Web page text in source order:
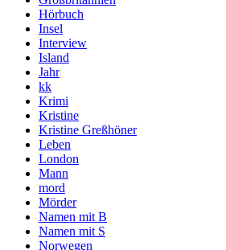
Hörbuch
Insel
Interview
Island
Jahr
kk
Krimi
Kristine
Kristine Greßhöner
Leben
London
Mann
mord
Mörder
Namen mit B
Namen mit S
Norwegen